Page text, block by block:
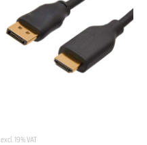
excl. 19% VAT